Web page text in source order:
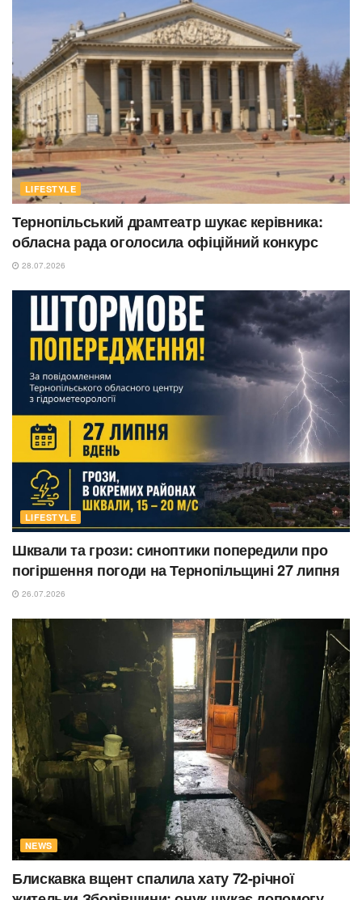
LIFESTYLE
Тернопільський драмтеатр шукає керівника:
обласна рада оголосила офіційний конкурс
28.07.2026
LIFESTYLE
Шквали та грози: синоптики попередили про
погіршення погоди на Тернопільщині 27 липня
26.07.2026
NEWS
Блискавка вщент спалила хату 72-річної